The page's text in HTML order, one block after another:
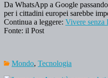
Da WhatsApp a Google
per i cittadini europei sarebbe
Continua a leggere: Vivere senza
Fonte: il Post
Mondo, Tecnologia